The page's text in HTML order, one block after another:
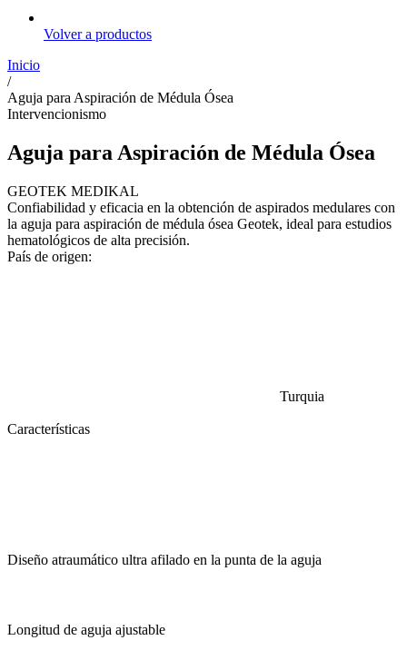
Volver a productos
Inicio
/
Aguja para Aspiración de Médula Ósea
Intervencionismo
Aguja para Aspiración de Médula Ósea
GEOTEK MEDIKAL
Confiabilidad y eficacia en la obtención de aspirados medulares con
la aguja para aspiración de médula ósea Geotek, ideal para estudios
hematológicos de alta precisión.
País de origen:
Turquia
Características
Diseño atraumático ultra afilado en la punta de la aguja
Longitud de aguja ajustable